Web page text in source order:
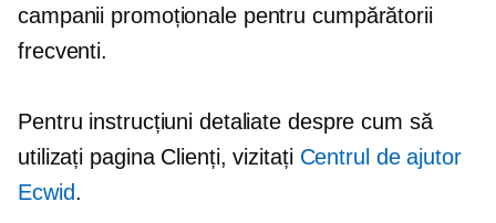
campanii promoționale pentru cumpărătorii
frecventi.
Pentru instrucțiuni detaliate despre cum să
utilizați pagina Clienți, vizitați Centrul de ajutor
Ecwid.